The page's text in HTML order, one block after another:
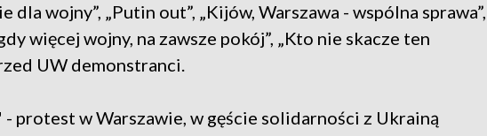
dla wojny”, „Putin out”, „Kijów, Warszawa - wspólna sprawa”,
więcej wojny, na zawsze pokój”, „Kto nie skacze ten
UW demonstranci.
protest w Warszawie, w gęście solidarności z Ukrainą